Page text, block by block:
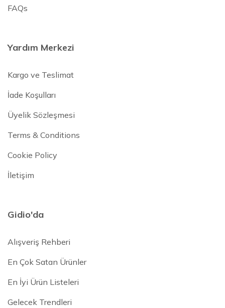
FAQs
Yardım Merkezi
Kargo ve Teslimat
İade Koşulları
Üyelik Sözleşmesi
Terms & Conditions
Cookie Policy
İletişim
Gidio'da
Alışveriş Rehberi
En Çok Satan Ürünler
En İyi Ürün Listeleri
Gelecek Trendleri